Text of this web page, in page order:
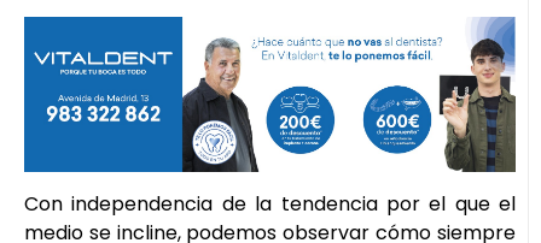
Con independencia de la tendencia por el que el
medio se incline, podemos observar cómo siempre